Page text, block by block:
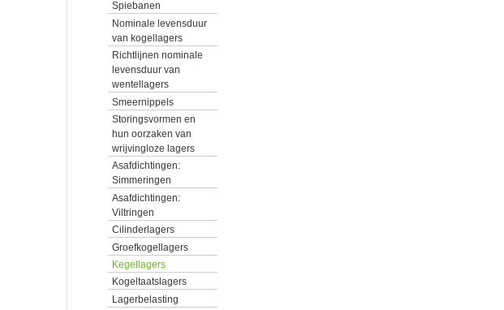
Spiebanen
Nominale levensduur
van kogellagers
Richtlijnen nominale
levensduur van
wentellagers
Smeernippels
Storingsvormen en
hun oorzaken van
wrijvingloze lagers
Asafdichtingen:
Simmeringen
Asafdichtingen:
Viltringen
Cilinderlagers
Groefkogellagers
Kegellagers
Kogeltaatslagers
Lagerbelasting